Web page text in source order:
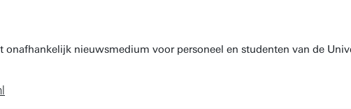
onafhankelijk nieuwsmedium voor personeel en studenten van de